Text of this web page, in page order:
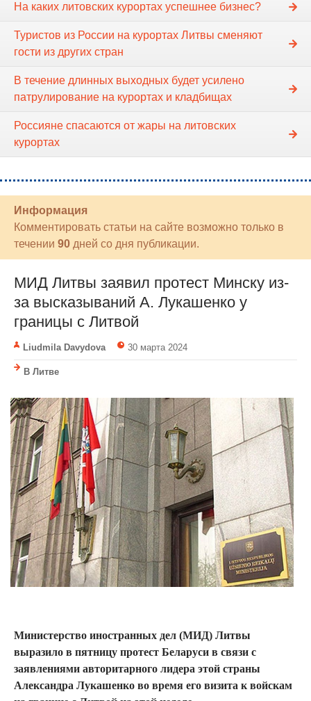
На каких литовских курортах успешнее бизнес?
Туристов из России на курортах Литвы сменяют
гости из других стран
В течение длинных выходных будет усилено
патрулирование на курортах и кладбищах
Россияне спасаются от жары на литовских
курортах
Информация
Комментировать статьи на сайте возможно только в
течении 90 дней со дня публикации.
МИД Литвы заявил протест Минску из-
за высказываний А. Лукашенко у
границы с Литвой
Liudmila Davydova 30 марта 2024
В Литве
Министерство иностранных дел (МИД) Литвы
выразило в пятницу протест Беларуси в связи с
заявлениями авторитарного лидера этой страны
Александра Лукашенко во время его визита к войскам